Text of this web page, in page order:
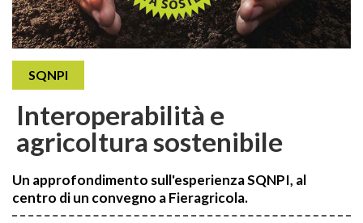
SQNPI
Interoperabilità e
agricoltura sostenibile
Un approfondimento sull'esperienza SQNPI, al
centro di un convegno a Fieragricola.